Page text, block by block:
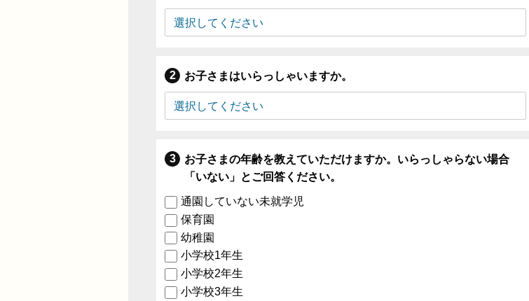
お子さまはいらっしゃいますか。
お子さまの年齢を教えていただけますか。いらっしゃらない場合
「いない」とご回答ください。
通園していない未就学児
保育園
幼稚園
小学校1年生
小学校2年生
小学校3年生